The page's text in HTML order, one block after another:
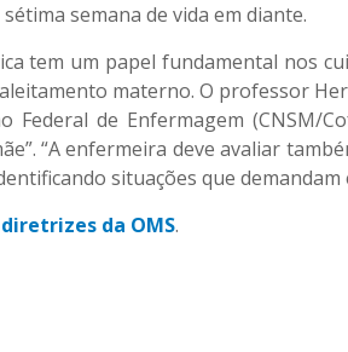
semana de vida em diante.
tem um papel fundamental nos
materno. O professor
Federal de Enfermagem (CNSM/
“A enfermeira deve avaliar
situações que
da OMS.